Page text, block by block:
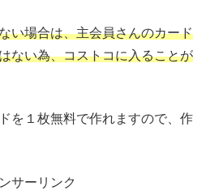
い場合は、主会員さんのカード
ない為、コストコに入ることが
を１枚無料で作れますので、作
サーリンク